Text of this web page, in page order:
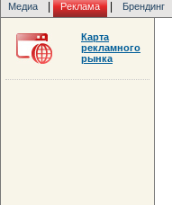
Медиа Реклама Брендинг
Карта
рекламного
рынка